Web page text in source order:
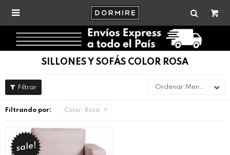

SILLONES Y SOFÁS COLOR ROSA
Menor precio
Filtrando por: Color: Rosa